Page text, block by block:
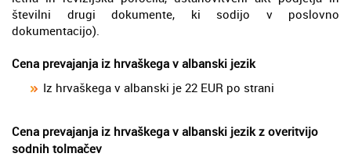
številni drugi dokumente, ki sodijo v poslovno
dokumentacijo).
Cena prevajanja iz hrvaškega v albanski jezik
Iz hrvaškega v albanski je 22 EUR po strani
Cena prevajanja iz hrvaškega v albanski jezik z overitvijo
sodnih tolmačev